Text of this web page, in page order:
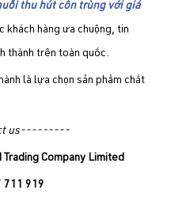
thu hút côn trùng với giá
khách hàng ưa chuộng, tin
thành trên toàn quốc.
là lựa chọn sản phẩm chất
us---------
Trading Company Limited
711 919